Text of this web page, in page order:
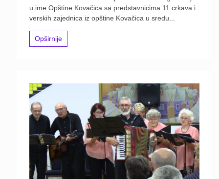
u ime Opštine Kovačica sa predstavnicima 11 crkava i
verskih zajednica iz opštine Kovačica u sredu...
Opširnije